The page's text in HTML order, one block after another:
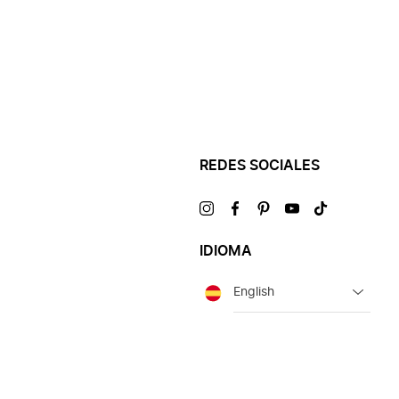
REDES SOCIALES
VisítanosVisítanosVisítanosVisítanosVisítanos
IDIOMA
Idioma